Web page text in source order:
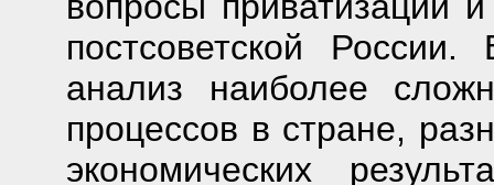
постсоветской
анализ наиболее
процессов в стране,
экономических